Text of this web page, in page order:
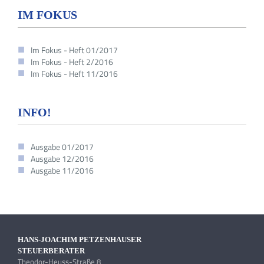
IM FOKUS
Im Fokus - Heft 01/2017
Im Fokus - Heft 2/2016
Im Fokus - Heft 11/2016
INFO!
Ausgabe 01/2017
Ausgabe 12/2016
Ausgabe 11/2016
HANS-JOACHIM PETZENHAUSER
STEUERBERATER